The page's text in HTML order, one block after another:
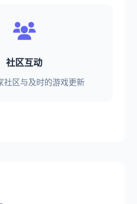
社区互动
社区与及时的游戏更新